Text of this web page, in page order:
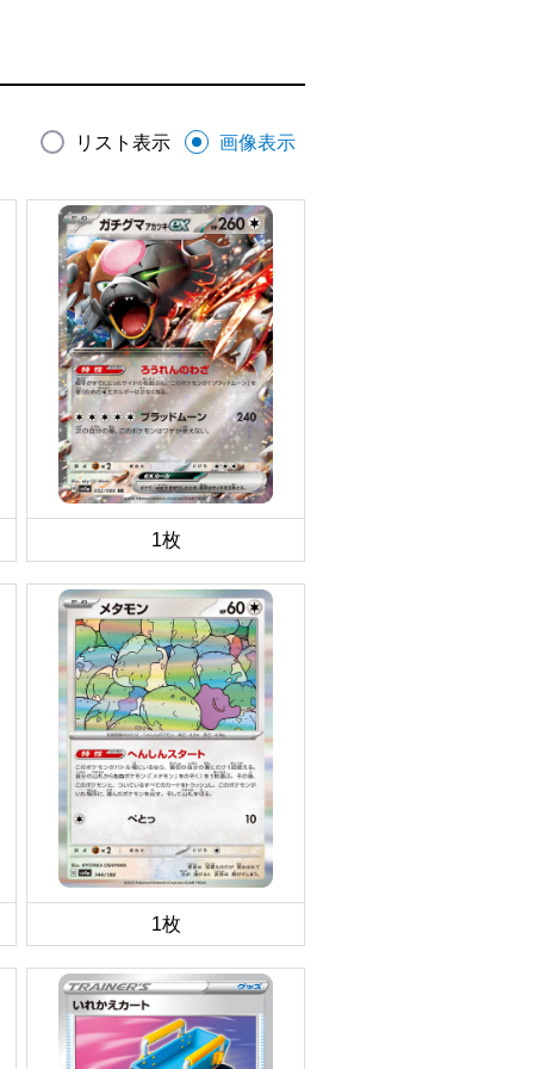
リスト表示 画像表示
1枚
1枚